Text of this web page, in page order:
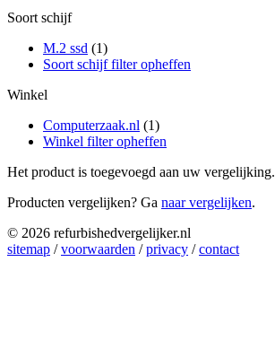
Soort schijf
M.2 ssd (1)
Soort schijf filter opheffen
Winkel
Computerzaak.nl (1)
Winkel filter opheffen
Het product is toegevoegd aan uw vergelijking.
Producten vergelijken? Ga naar vergelijken.
© 2026 refurbishedvergelijker.nl
sitemap /voorwaarden /privacy /contact